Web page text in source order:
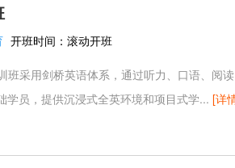
开班时间： 滚动开班
班采用剑桥英语体系，通过听力、口语、阅
学员，提供沉浸式全英环境和项目式学... [详